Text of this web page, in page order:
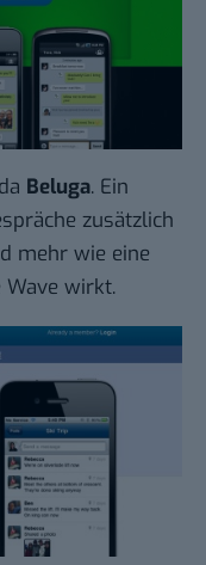
Beluga. Ein
zusätzlich
mehr wie eine
Wave wirkt.